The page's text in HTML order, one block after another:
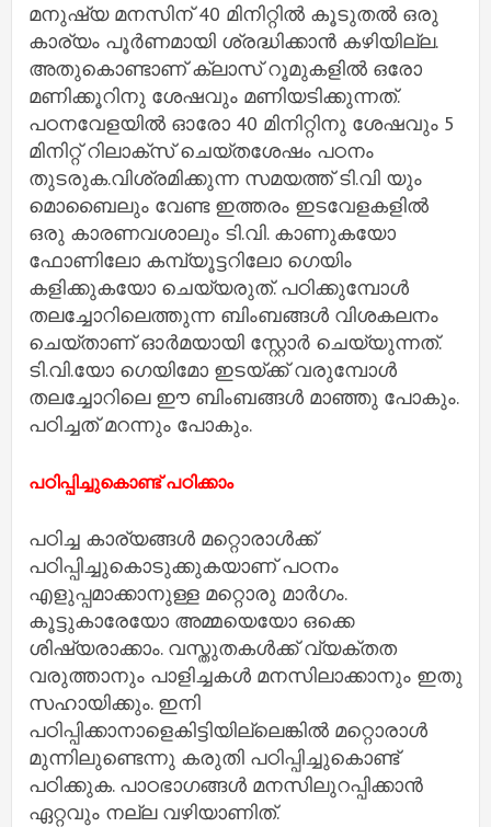
മനുഷ്യ മനസിന് 40 മിനിറ്റില്‍ കൂടുതല്‍ ഒരു
കാര്യം പൂര്‍ണമായി ശ്രദ്ധിക്കാന്‍ കഴിയില്ല.
അതുകൊണ്ടാണ് ക്ലാസ് റൂമുകളില്‍ ഒരോ
മണിക്കൂറിനു ശേഷവും മണിയടിക്കുന്നത്.
പഠനവേളയില്‍ ഓരോ 40 മിനിറ്റിനു ശേഷവും 5
മിനിറ്റ് റിലാക്‌സ് ചെയ്തശേഷം പഠനം
തുടരുക.വിശ്രമിക്കുന്ന സമയത്ത് ടി.വി യും
മൊബൈലും വേണ്ട ഇത്തരം ഇടവേളകളില്‍
ഒരു കാരണവശാലും ടി.വി. കാണുകയോ
ഫോണിലോ കമ്പ്യൂട്ടറിലോ ഗെയിം
കളിക്കുകയോ ചെയ്യരുത്. പഠിക്കുമ്പോള്‍
തലച്ചോറിലെത്തുന്ന ബിംബങ്ങള്‍ വിശകലനം
ചെയ്താണ് ഓര്‍മയായി സ്റ്റോര്‍ ചെയ്യുന്നത്.
ടി.വി.യോ ഗെയിമോ ഇടയ്ക്ക് വരുമ്പോള്‍
തലച്ചോറിലെ ഈ ബിംബങ്ങള്‍ മാഞ്ഞു പോകും.
പഠിച്ചത് മറന്നും പോകും.
പഠിപ്പിച്ചുകൊണ്ട് പഠിക്കാം
പഠിച്ച കാര്യങ്ങള്‍ മറ്റൊരാള്‍ക്ക്
പഠിപ്പിച്ചുകൊടുക്കുകയാണ് പഠനം
എളുപ്പമാക്കാനുള്ള മറ്റൊരു മാര്‍ഗം.
കൂട്ടുകാരേയോ അമ്മയെയോ ഒക്കെ
ശിഷ്യരാക്കാം. വസ്തുതകള്‍ക്ക് വ്യക്തത
വരുത്താനും പാളിച്ചകള്‍ മനസിലാക്കാനും ഇതു
സഹായിക്കും. ഇനി
പഠിപ്പിക്കാനാളെകിട്ടിയില്ലെങ്കില്‍ മറ്റൊരാള്‍
മുന്നിലുണ്ടെന്നു കരുതി പഠിപ്പിച്ചുകൊണ്ട്
പഠിക്കുക. പാഠഭാഗങ്ങള്‍ മനസിലുറപ്പിക്കാന്‍
ഏറ്റവും നല്ല വഴിയാണിത്.